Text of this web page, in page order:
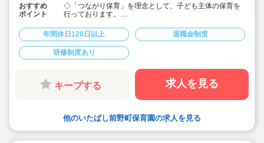
おすすめ
ポイント
◇「つながり保育」を理念として、子ども主体の保育を
行っております。
あり♪
◇残業ゼロ推進 / 持ち帰り残業禁止 / 残業代は1分単位で
支給！
◇年間休日123日から / プライベートも充実 / 12連休取得
◇多彩なキャリアアップ研修 / 年間100以上実施 / 充実し
たバックアップ！
年間休日120日以上 退職金制度
研修制度あり
キープする 求人を見る
他のいたばし前野町保育園の求人を見る